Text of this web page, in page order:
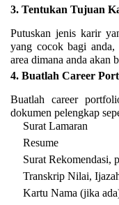
3. Tentukan Tujuan
Putuskan jenis karir
yang cocok bagi
area dimana anda akan
4. Buatlah Career
Buatlah career
dokumen pelengkap
Surat Lamaran
Resume
Surat Rekomendasi,
Transkrip Nilai,
Kartu Nama (jika